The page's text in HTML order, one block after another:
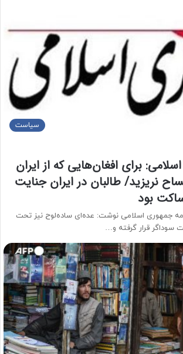
سیاست
برای افغان‌هایی که از ایران
نریزید/ طالبان در ایران جنایت
بود
جمهوری اسلامی نوشت: عده‌ای ساده‌لوح نیز تحت
سوداگر قرار گرفته و…